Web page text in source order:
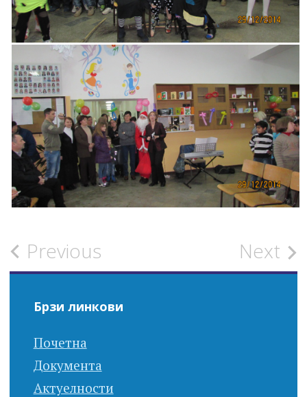
Post
navigation
Previous Next
Брзи линкови
Почетна
Документа
Актуелности